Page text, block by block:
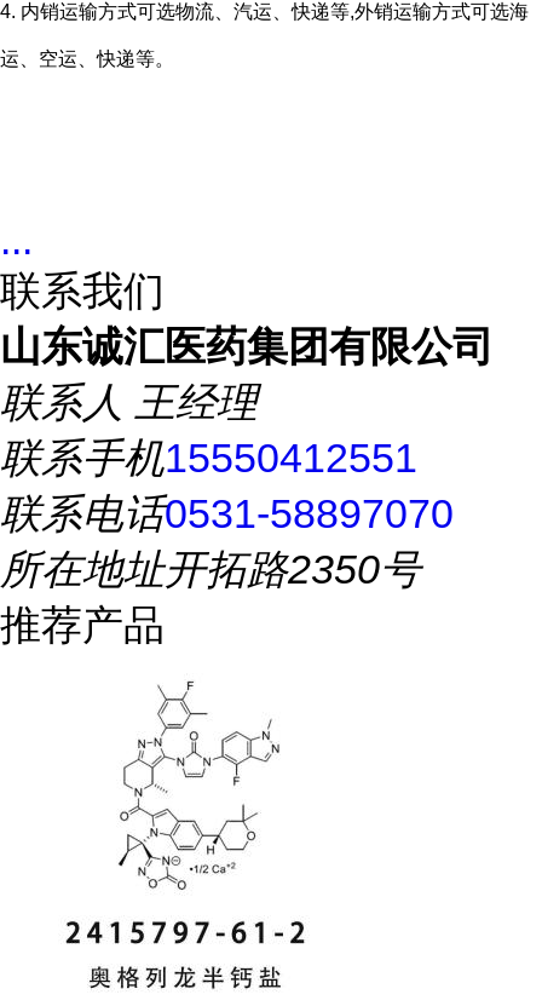
4. 内销运输方式可选物流、汽运、快递等,外销运输方式可选海
运、空运、快递等。
...
联系我们
山东诚汇医药集团有限公司
联系人 王经理
联系手机15550412551
联系电话0531-58897070
所在地址开拓路2350号
推荐产品